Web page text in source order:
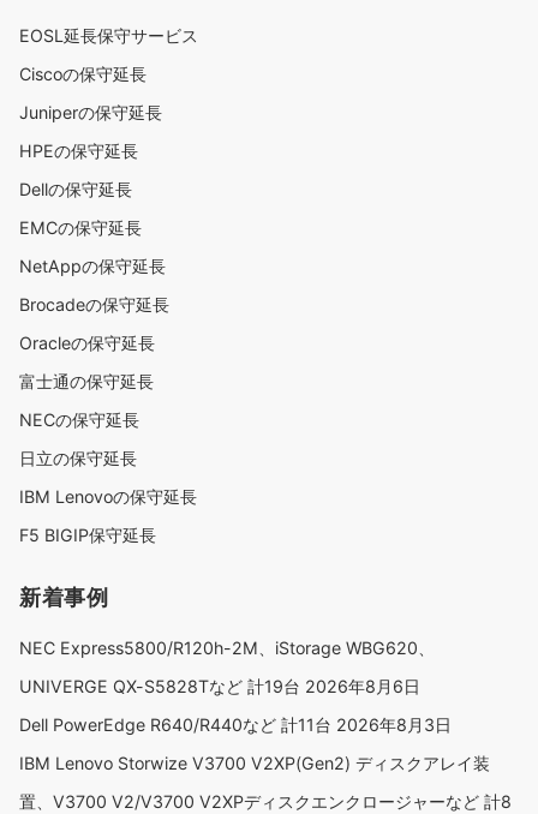
EOSL延長保守サービス
Ciscoの保守延長
Juniperの保守延長
HPEの保守延長
Dellの保守延長
EMCの保守延長
NetAppの保守延長
Brocadeの保守延長
Oracleの保守延長
富士通の保守延長
NECの保守延長
日立の保守延長
IBM Lenovoの保守延長
F5 BIGIP保守延長
新着事例
NEC Express5800/R120h-2M、iStorage WBG620、
UNIVERGE QX-S5828Tなど 計19台 2026年8月6日
Dell PowerEdge R640/R440など 計11台 2026年8月3日
IBM Lenovo Storwize V3700 V2XP(Gen2) ディスクアレイ装
置、V3700 V2/V3700 V2XPディスクエンクロージャーなど 計8